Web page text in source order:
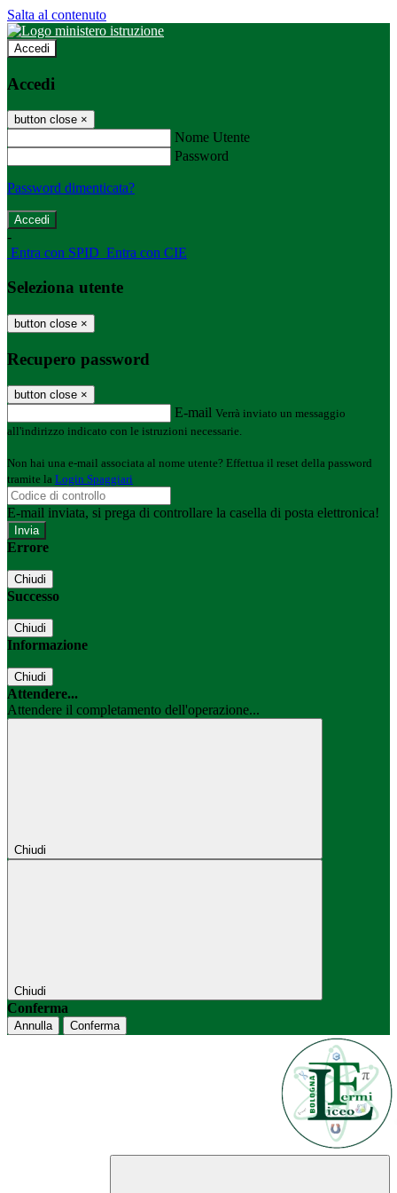
Salta al contenuto
Accedi
Accedi
button close ×
Nome Utente
Password
Password dimenticata?
-
Entra con SPID Entra con CIE
Seleziona utente
button close ×
Recupero password
button close ×
E-mail Verrà inviato un messaggio
all'indirizzo indicato con le istruzioni necessarie.
Non hai una e-mail associata al nome utente? Effettua il reset della password
tramite la Login Spaggiari
E-mail inviata, si prega di controllare la casella di posta elettronica!
Errore
Chiudi
Successo
Chiudi
Informazione
Chiudi
Attendere...
Attendere il completamento dell'operazione...
Chiudi
Chiudi
Conferma
Annulla Conferma